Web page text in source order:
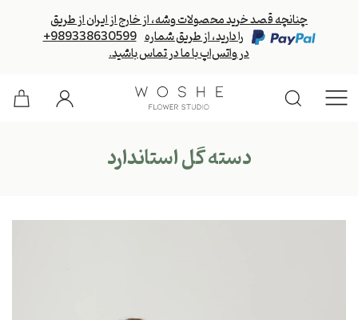
چنانچه قصد خرید محصولات وشه، از خارج از ایران از طریق
را دارید، از طریق شماره +989338630599
در واتس‌اپ با ما در تماس باشید.
دسته گل استاندارد